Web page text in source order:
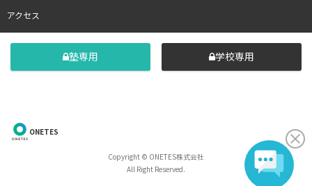
アクセス
塾専用 学校専用
ONETES
Copyright © ONETES株式会社
All Right Reserved.